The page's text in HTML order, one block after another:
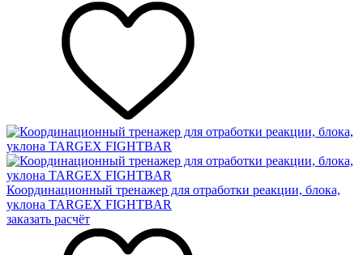
Координационный тренажер для отработки реакции, блока,
уклона TARGEX FIGHTBAR
заказать расчёт